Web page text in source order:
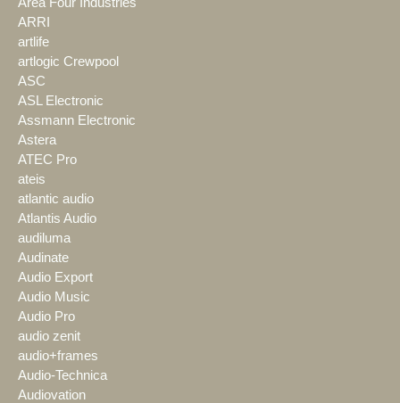
ARRI
artlife
artlogic Crewpool
ASC
ASL Electronic
Assmann Electronic
Astera
ATEC Pro
ateis
atlantic audio
Atlantis Audio
audiluma
Audinate
Audio Export
Audio Music
Audio Pro
audio zenit
audio+frames
Audio-Technica
Audiovation